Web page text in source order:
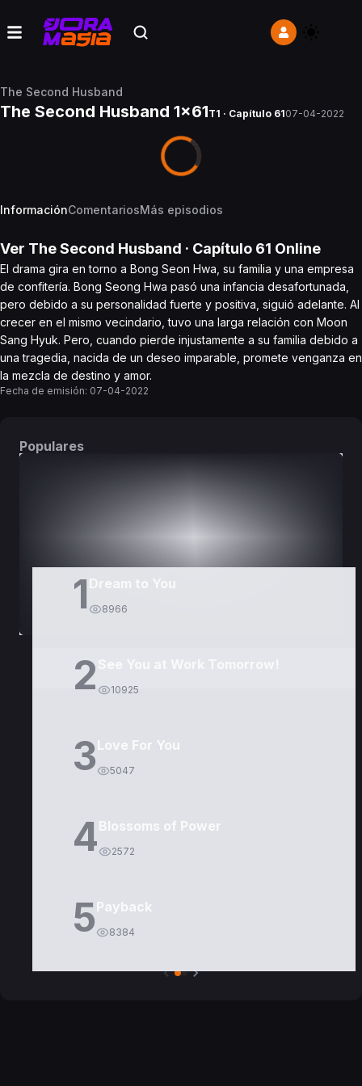
The Second Husband
The Second Husband 1x61T1 · Capítulo 6107-04-2022
InformaciónComentariosMás episodios
Ver The Second Husband · Capítulo 61 Online
El drama gira en torno a Bong Seon Hwa, su familia y una empresa
de confitería. Bong Seong Hwa pasó una infancia desafortunada,
pero debido a su personalidad fuerte y positiva, siguió adelante. Al
crecer en el mismo vecindario, tuvo una larga relación con Moon
Sang Hyuk. Pero, cuando pierde injustamente a su familia debido a
una tragedia, nacida de un deseo imparable, promete venganza en
la mezcla de destino y amor.
Fecha de emisión: 07-04-2022
Populares
1 Dream to You
8966
2 10925
3Love For You
5047
4Blossoms of Power
2572
5Payback
8384